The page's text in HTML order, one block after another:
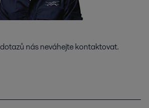
nás neváhejte kontaktovat.